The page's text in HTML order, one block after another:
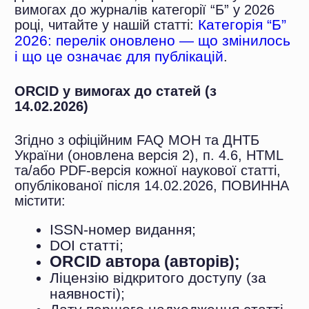
вимог Порядку для журналів категорії Б.
Видання зобов’язані перевіряти наявність
та актуальність ORCID iD кожного автора
перед публікацією. Журнали без
відповідного цифрового оформлення
ризикують втратити статус фахового при
Вимоги Scopus до ORCID
авторів
Scopus (видавець Elsevier) не встановлює
єдиної обов’язкової вимоги щодо наявності
ORCID для всіх авторів, однак активно
рукописів. На практиці це виглядає так:
Майже всі журнали Elsevier
дозволяють, а значна частина —
вимагає реєстрацію в Editorial
Manager через ORCID iD;
З 2023 року публікація у журналах
неможлива;
Провідні видавці — Springer
Nature, Wiley, IEEE, Cambridge
University Press, BMJ —
запровадили обов’язковий збір
ORCID від кореспондуючих
авторів;